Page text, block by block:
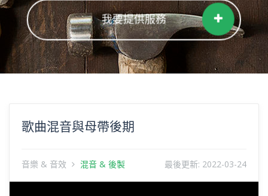
我要提供服務
歌曲混音與母帶後期
音樂 & 音效 混音 & 後製 最後更新: 2022-03-24